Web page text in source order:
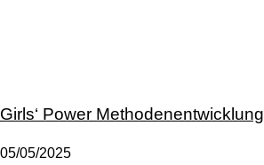
Girls‘ Power Methodenentwicklung
05/05/2025